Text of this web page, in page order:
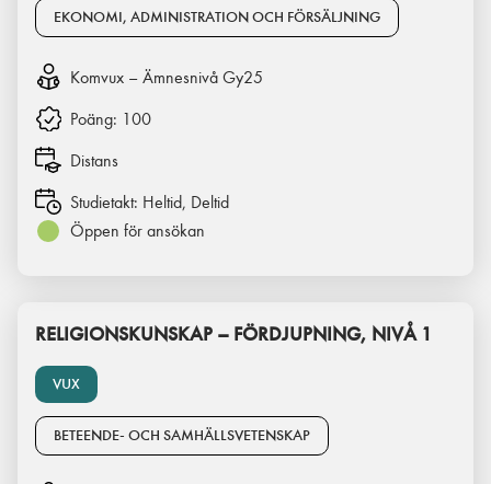
EKONOMI, ADMINISTRATION OCH FÖRSÄLJNING
Komvux – Ämnesnivå Gy25
Poäng: 100
Distans
Studietakt: Heltid, Deltid
Öppen för ansökan
VUX
RELIGIONSKUNSKAP – FÖRDJUPNING, NIVÅ 1
BETEENDE- OCH SAMHÄLLSVETENSKAP